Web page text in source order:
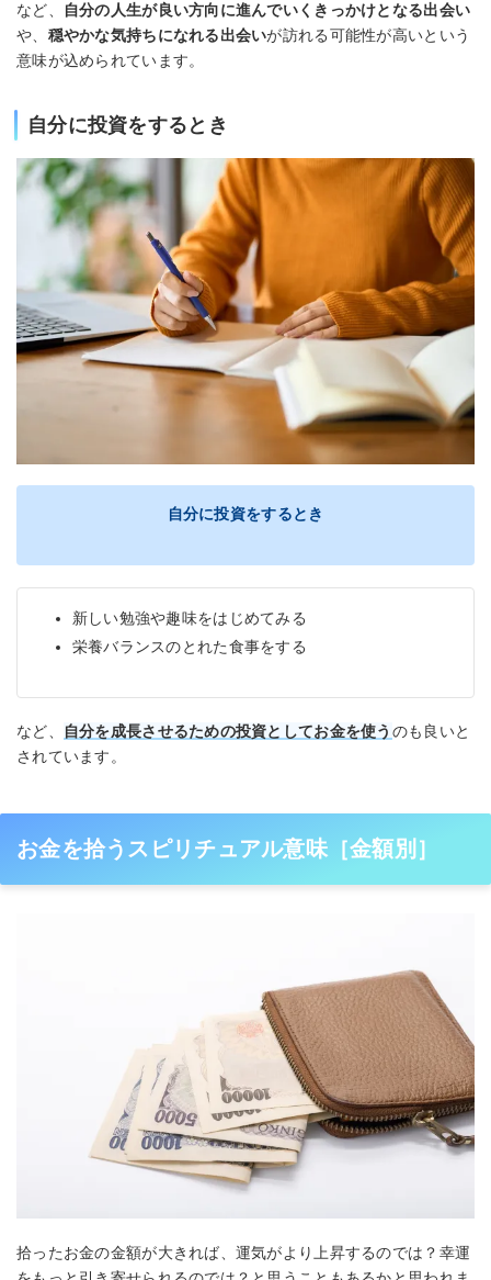
など、
自分の人生が良い方向に進んでいくきっかけとなる出会い
や、 穏やかな気持ちになれる出会いが訪れる可能性が高いという
意味が込められています。
自分に投資をするとき
自分に投資をするとき
新しい勉強や趣味をはじめてみる
栄養バランスのとれた食事をする
など、 自分を成長させるための投資としてお金を使う のも良いと
されています。
お金を拾うスピリチュアル意味［金額別］
拾ったお金の金額が大きれば、運気がより上昇するのでは？幸運